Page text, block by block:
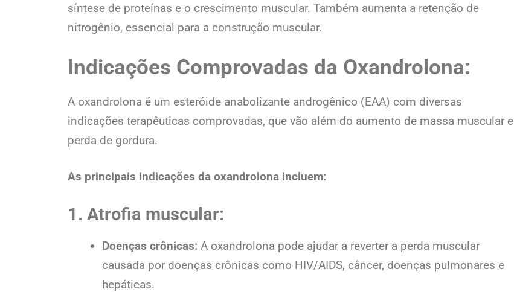
síntese de proteínas e o crescimento muscular. Também aumenta a retenção de
nitrogênio, essencial para a construção muscular.
Indicações Comprovadas da Oxandrolona:
A oxandrolona é um esteróide anabolizante androgênico (EAA) com diversas
indicações terapêuticas comprovadas, que vão além do aumento de massa muscular e
perda de gordura.
As principais indicações da oxandrolona incluem:
1. Atrofia muscular:
Doenças crônicas: A oxandrolona pode ajudar a reverter a perda muscular
causada por doenças crônicas como HIV/AIDS, câncer, doenças pulmonares e
hepáticas.